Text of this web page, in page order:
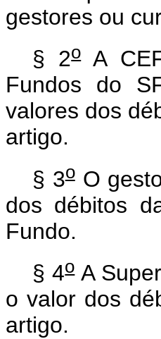
gestores ou
§ 2oA
Fundos do
valores dos
artigo.
§ 3oO
dos débitos
Fundo.
§ 4oA
o valor dos
artigo.